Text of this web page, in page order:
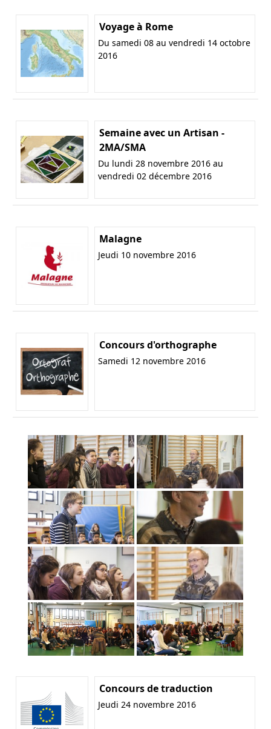
Voyage à Rome
Du samedi 08 au vendredi 14 octobre
2016
Semaine avec un Artisan -
2MA/SMA
Du lundi 28 novembre 2016 au
vendredi 02 décembre 2016
Malagne
Jeudi 10 novembre 2016
Concours d'orthographe
Samedi 12 novembre 2016
Concours de traduction
Jeudi 24 novembre 2016